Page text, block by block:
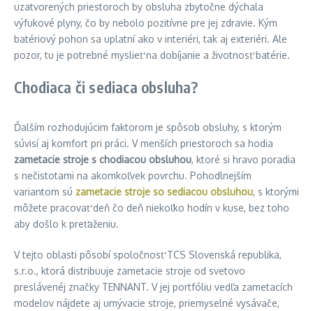
uzatvorených priestoroch by obsluha zbytočne dýchala
výfukové plyny, čo by nebolo pozitívne pre jej zdravie. Kým
batériový pohon sa uplatní ako v interiéri, tak aj exteriéri. Ale
pozor, tu je potrebné myslieť na dobíjanie a životnosť batérie.
Chodiaca či sediaca obsluha?
Ďalším rozhodujúcim faktorom je spôsob obsluhy, s ktorým
súvisí aj komfort pri práci. V menších priestoroch sa hodia
zametacie stroje s chodiacou obsluhou, ktoré si hravo poradia
s nečistotami na akomkoľvek povrchu. Pohodlnejším
variantom sú zametacie stroje so sediacou obsluhou, s ktorými
môžete pracovať deň čo deň niekoľko hodín v kuse, bez toho
aby došlo k preťaženiu.
V tejto oblasti pôsobí spoločnosť TCS Slovenská republika,
s.r.o., ktorá distribuuje zametacie stroje od svetovo
preslávenéj značky TENNANT. V jej portfóliu vedľa zametacích
modelov nájdete aj umývacie stroje, priemyselné vysávače,